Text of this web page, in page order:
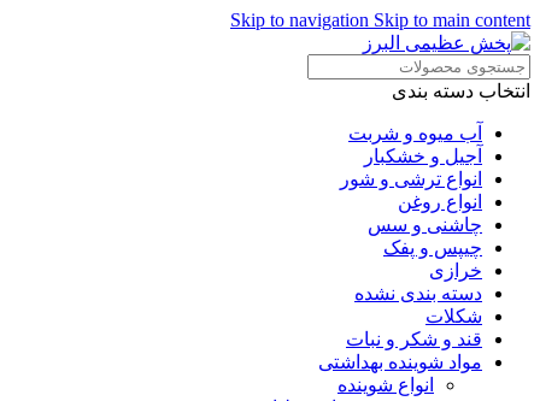
Skip to navigation Skip to main content
انتخاب دسته بندی
آب میوه و شربت
آجیل و خشکبار
انواع ترشی و شور
انواع روغن
چاشنی و سس
چیپس و پفک
خرازی
دسته بندی نشده
شکلات
قند و شکر و نبات
مواد شوینده بهداشتی
انواع شوینده